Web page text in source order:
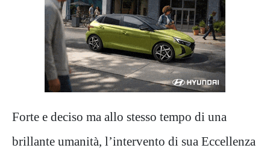
Forte e deciso ma allo stesso tempo di una
brillante umanità, l’intervento di sua Eccellenza